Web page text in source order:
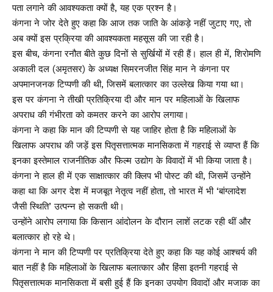
पता लगाने की आवश्यकता क्यों है, यह एक प्रश्न है।
कंगना ने जोर देते हुए कहा कि आज तक जाति के आंकड़े नहीं जुटाए गए, तो
अब क्यों इस प्रक्रिया की आवश्यकता महसूस की जा रही है।
इस बीच, कंगना रनौत बीते कुछ दिनों से सुर्खियों में रही हैं। हाल ही में, शिरोमणि
अकाली दल (अमृतसर) के अध्यक्ष सिमरनजीत सिंह मान ने कंगना पर
अपमानजनक टिप्पणी की थी, जिसमें बलात्कार का उल्लेख किया गया था।
इस पर कंगना ने तीखी प्रतिक्रिया दी और मान पर महिलाओं के खिलाफ
अपराध की गंभीरता को कमतर करने का आरोप लगाया।
कंगना ने कहा कि मान की टिप्पणी से यह जाहिर होता है कि महिलाओं के
खिलाफ अपराध की जड़ें इस पितृसत्तात्मक मानसिकता में गहराई से व्याप्त हैं कि
इनका इस्तेमाल राजनीतिक और फिल्म उद्योग के विवादों में भी किया जाता है।
कंगना ने हाल ही में एक साक्षात्कार की क्लिप भी पोस्ट की थी, जिसमें उन्होंने
कहा था कि अगर देश में मजबूत नेतृत्व नहीं होता, तो भारत में भी ‘बांग्लादेश
जैसी स्थिति’ उत्पन्न हो सकती थी।
उन्होंने आरोप लगाया कि किसान आंदोलन के दौरान लाशें लटक रही थीं और
बलात्कार हो रहे थे।
कंगना ने मान की टिप्पणी पर प्रतिक्रिया देते हुए कहा कि यह कोई आश्चर्य की
बात नहीं है कि महिलाओं के खिलाफ बलात्कार और हिंसा इतनी गहराई से
पितृसत्तात्मक मानसिकता में बसी हुई हैं कि इनका उपयोग विवादों और मजाक का